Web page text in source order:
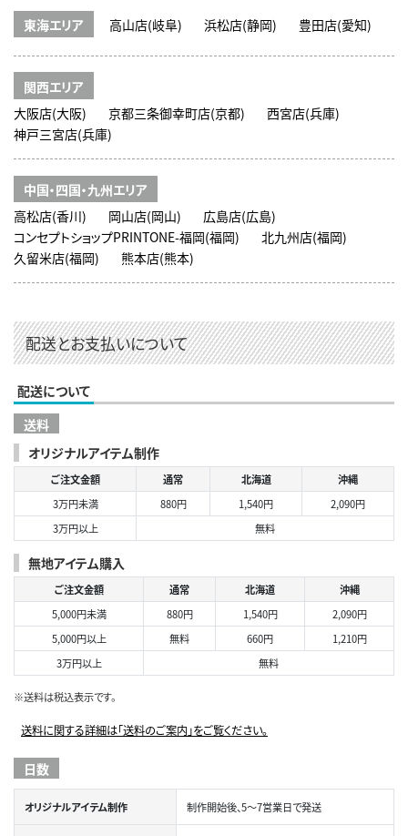
東海エリア 高山店(岐阜) 浜松店(静岡) 豊田店(愛知)
関西エリア
大阪店(大阪)
京都三条御幸町店(京都)
西宮店(兵庫)
神戸三宮店(兵庫)
中国・四国・九州エリア
高松店(香川)
岡山店(岡山)
広島店(広島)
コンセプトショップPRINTONE-福岡(福岡)
北九州店(福岡)
久留米店(福岡)
熊本店(熊本)
配送とお支払いについて
配送について
送料
オリジナルアイテム制作
ご注文金額 通常 北海道
沖縄
3万円未満
880円 1,540円
2,090円
3万円以上
無料
無地アイテム購入
ご注文金額 通常 北海道
沖縄
5,000円未満
880円 1,540円
2,090円
5,000円以上
無料 660円
1,210円
3万円以上
無料
※送料は税込表示です。
送料に関する詳細は「送料のご案内」をご覧ください。
日数
オリジナルアイテム制作 制作開始後、5～7営業日で発送